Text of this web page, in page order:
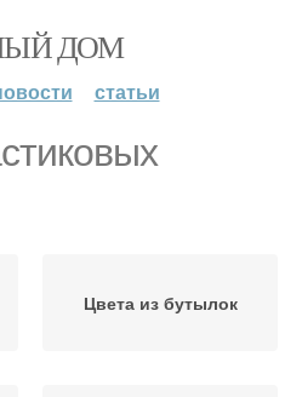
ДОМ
статьи
Цвета из бутылок